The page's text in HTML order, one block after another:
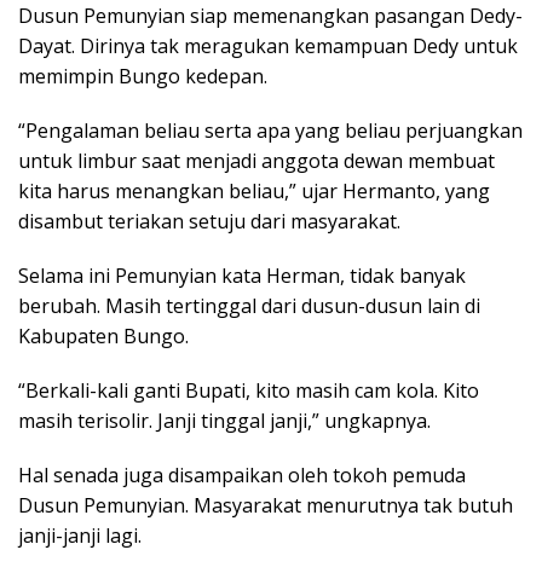
Dusun Pemunyian siap memenangkan pasangan Dedy-
Dayat. Dirinya tak meragukan kemampuan Dedy untuk
memimpin Bungo kedepan.
“Pengalaman beliau serta apa yang beliau perjuangkan
untuk limbur saat menjadi anggota dewan membuat
kita harus menangkan beliau,” ujar Hermanto, yang
disambut teriakan setuju dari masyarakat.
Selama ini Pemunyian kata Herman, tidak banyak
berubah. Masih tertinggal dari dusun-dusun lain di
Kabupaten Bungo.
“Berkali-kali ganti Bupati, kito masih cam kola. Kito
masih terisolir. Janji tinggal janji,” ungkapnya.
Hal senada juga disampaikan oleh tokoh pemuda
Dusun Pemunyian. Masyarakat menurutnya tak butuh
janji-janji lagi.